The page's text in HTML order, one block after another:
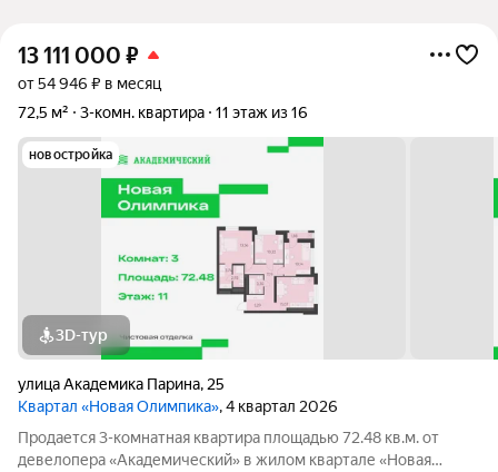
13 111 000 ₽
от 54 946 ₽ в месяц
72,5 м²
3-комн. квартира 11 этаж из 16
новостройка
3D-тур
улица Академика Парина, 25
Квартал «Новая Олимпика», 4 квартал 2026
Продается 3-комнатная квартира площадью 72.48 кв.м. от
девелопера «Академический» в жилом квартале «Новая